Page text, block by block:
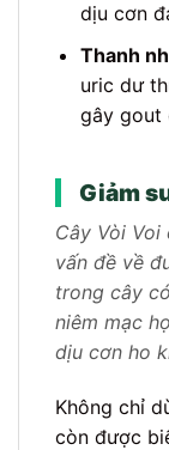
dịu cơn
Thanh
uric dư
gây gout
Giảm
Cây Vòi
vấn đề về
trong cây
niêm mạc
dịu cơn ho
Không chỉ
còn được